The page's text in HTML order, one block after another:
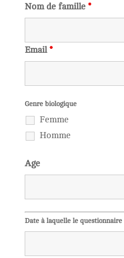
Nom de famille *
Email *
Genre biologique
Femme
Homme
Age
Date à laquelle le